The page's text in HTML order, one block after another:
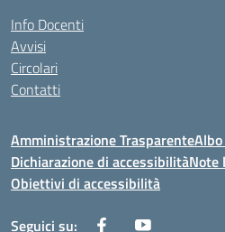
Info Docenti
Avvisi
Circolari
Contatti
Amministrazione Trasparente
Dichiarazione di accessibilitàNote
Obiettivi di accessibilità
Seguici su: